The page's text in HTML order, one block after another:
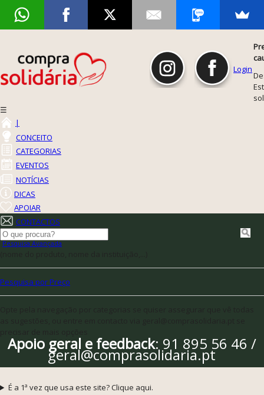
Login
☰
|
CONCEITO
CATEGORIAS
EVENTOS
NOTÍCIAS
DICAS
APOIAR
CONTACTOS
Pesquisa Avançada
Pesquisa por Preço
Apoio geral e feedback: 91 895 56 46 /
geral@comprasolidaria.pt
É a 1ª vez que usa este site? Clique aqui.